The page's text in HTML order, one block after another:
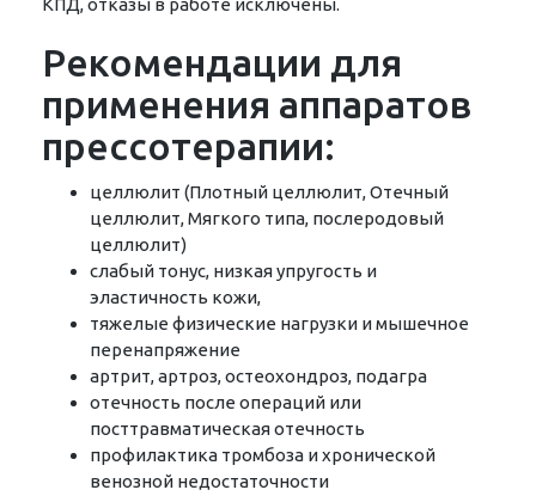
КПД, отказы в работе исключены.
Рекомендации для
применения аппаратов
прессотерапии:
целлюлит (Плотный целлюлит, Отечный
целлюлит, Мягкого типа, послеродовый
целлюлит)
слабый тонус, низкая упругость и
эластичность кожи,
тяжелые физические нагрузки и мышечное
перенапряжение
артрит, артроз, остеохондроз, подагра
отечность после операций или
посттравматическая отечность
профилактика тромбоза и хронической
венозной недостаточности